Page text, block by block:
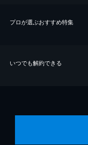
プロが選ぶおすすめ特集
いつでも解約できる